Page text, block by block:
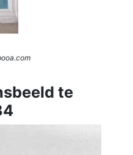
te